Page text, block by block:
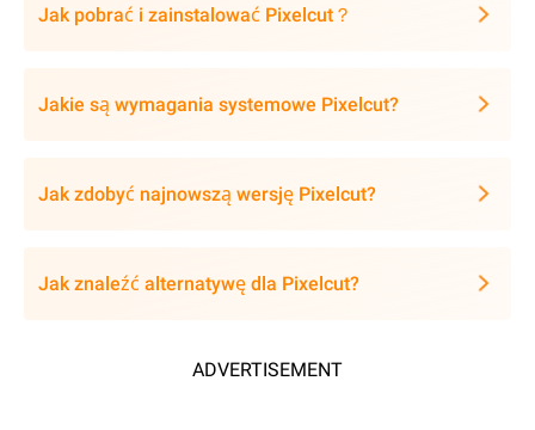
Jak pobrać i zainstalować Pixelcut？
Jakie są wymagania systemowe Pixelcut?
Jak zdobyć najnowszą wersję Pixelcut?
Jak znaleźć alternatywę dla Pixelcut?
ADVERTISEMENT